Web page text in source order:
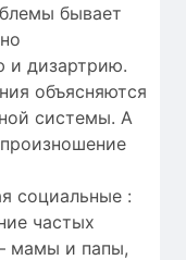
бывает
и дизартрию.
объясняются
системы. А
социальные :
частых
мамы и папы,